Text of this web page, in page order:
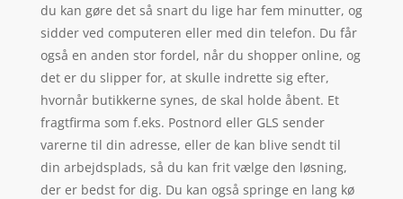
du kan gøre det så snart du lige har fem minutter, og
sidder ved computeren eller med din telefon. Du får
også en anden stor fordel, når du shopper online, og
det er du slipper for, at skulle indrette sig efter,
hvornår butikkerne synes, de skal holde åbent. Et
fragtfirma som f.eks. Postnord eller GLS sender
varerne til din adresse, eller de kan blive sendt til
din arbejdsplads, så du kan frit vælge den løsning,
der er bedst for dig. Du kan også springe en lang kø